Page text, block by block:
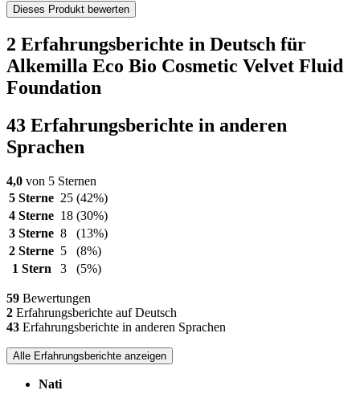
Dieses Produkt bewerten
2 Erfahrungsberichte in Deutsch für
Alkemilla Eco Bio Cosmetic Velvet Fluid
Foundation
43 Erfahrungsberichte in anderen
Sprachen
4,0 von 5 Sternen
5 Sterne 25 (42%)
4 Sterne 18 (30%)
3 Sterne 8
(13%)
2 Sterne 5
(8%)
1 Stern
3 (5%)
59 Bewertungen
2 Erfahrungsberichte auf Deutsch
43 Erfahrungsberichte in anderen Sprachen
Alle Erfahrungsberichte anzeigen
Nati